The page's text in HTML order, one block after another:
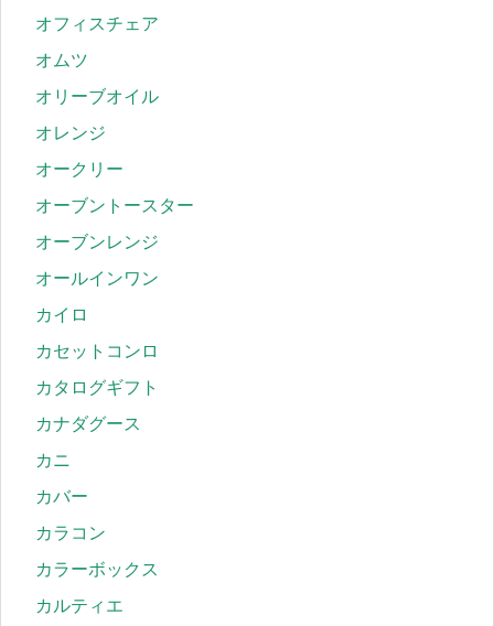
オフィスチェア
オムツ
オリーブオイル
オレンジ
オークリー
オーブントースター
オーブンレンジ
オールインワン
カイロ
カセットコンロ
カタログギフト
カナダグース
カニ
カバー
カラコン
カラーボックス
カルティエ